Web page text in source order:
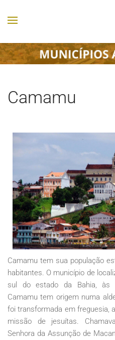
Camamu
Camamu tem sua população
habitantes. O município de
sul do estado da Bahia, às
Camamu tem origem numa
foi transformada em freguesia,
missão de jesuítas.
Senhora da Assunção de